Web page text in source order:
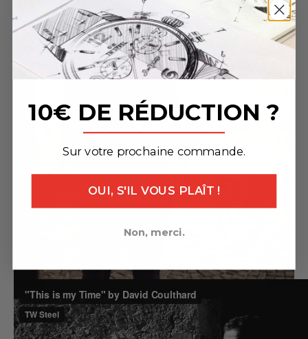
10€ DE RÉDUCTION ?
_______________
Sur votre prochaine commande.
OUI, S'IL VOUS PLAÎT !
Non, merci.